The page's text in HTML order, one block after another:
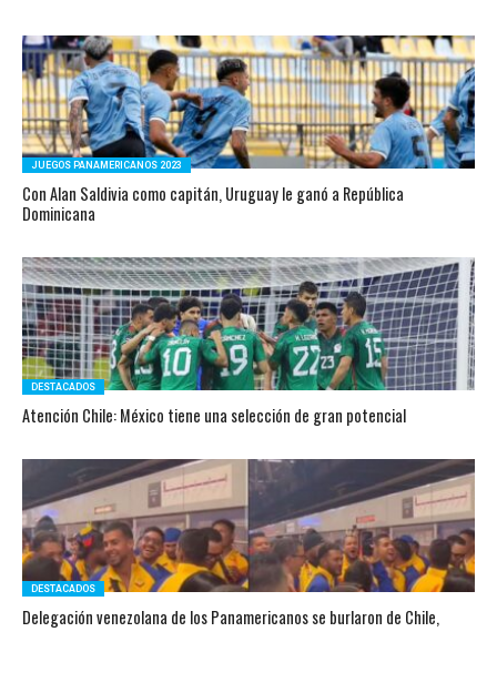
JUEGOS PANAMERICANOS 2023
Con Alan Saldivia como capitán, Uruguay le ganó a República
Dominicana
DESTACADOS
Atención Chile: México tiene una selección de gran potencial
DESTACADOS
Delegación venezolana de los Panamericanos se burlaron de Chile,